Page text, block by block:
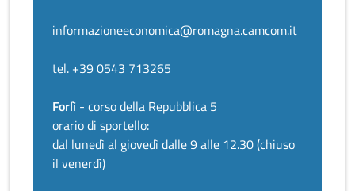
informazioneeconomica@romagna.camcom.it
tel. +39 0543 713265
Forlì - corso della Repubblica 5
orario di sportello:
dal lunedì al giovedì dalle 9 alle 12.30 (chiuso
il venerdì)